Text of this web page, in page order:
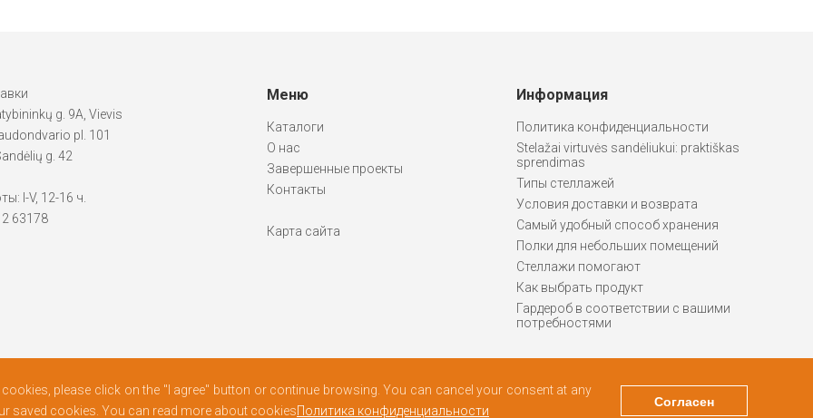
g. 9A, Vievis
pl. 101
g. 42
I-V, 12-16 ч.
63178
Меню
Каталоги
О нас
Завершенные проекты
Контакты
Карта сайта
Информация
Политика конфиденциальности
Stelažai virtuvės sandėliukui: praktiškas
sprendimas
Типы стеллажей
Условия доставки и возврата
Самый удобный способ хранения
Полки для небольших помещений
Стеллажи помогают
Как выбрать продукт
Гардероб в соответствии с вашими
потребностями
please click on the "I agree" button or continue browsing. You can cancel your consent at any
saved cookies. You can read more about cookiesПолитика конфиденциальности
Согласен